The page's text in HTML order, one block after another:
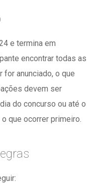
e termina em
encontrar todas as
anunciado, o que
devem ser
do concurso ou até o
que ocorrer primeiro.